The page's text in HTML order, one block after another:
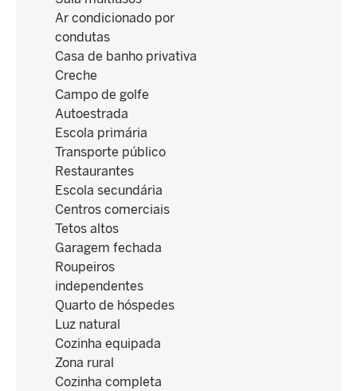
Ar condicionado por
condutas
Casa de banho privativa
Creche
Campo de golfe
Autoestrada
Escola primária
Transporte público
Restaurantes
Escola secundária
Centros comerciais
Tetos altos
Garagem fechada
Roupeiros
independentes
Quarto de hóspedes
Luz natural
Cozinha equipada
Zona rural
Cozinha completa